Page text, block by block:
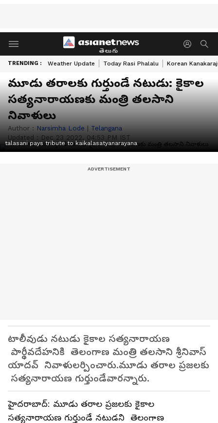
తెలుగు
TRENDING : Weather Update Today Rasi Phalalu Korean
మూడు తరాలకు గుర్తుండే నటుడు: కైకాల
సత్యనారాయణకు మంత్రి తలసాని
నివాళులు
Author : Narsimha Lode | Telangana
Updated : Dec 23 2022, 04:53 PM IST
talasani pays tribute to kaikalasatyanarayana
టాలీవుడు నటుడు కైకాల సత్యనారాయణ
పార్థీవదేహనికి తెలంగాణ మంత్రి తలసాని శ్రీనివాస్
యాదవ్ నివాళులర్పించారు.మూడు తరాల ప్రజలకు
సత్యనారాయణ గుర్తుండేవారన్నారు.
హైదరాబాద్: మూడు తరాల ప్రజలకు కైకాల
సత్యనారాయణ గుర్తుండే నటుడని తెలంగాణ